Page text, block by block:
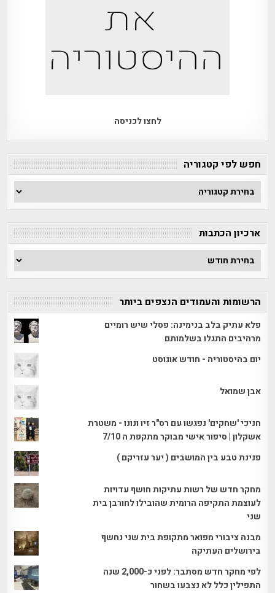
לחצו לכניסה
חפש לפי קטגוריה
חפש
לפי
ארכיון הכתבות
ארכיון
הכתבות
הרשומות והעמודים הנצפים ביותר
פלא עתיק בלב בנימינה: פסלי שיש רומיים
מרהיבים התגלו בשלמותם
יום בהיסטוריה - חודש אוגוסט
אבן שמואל
חניכי 'שחקים' נפגשו עם רס"ר זיו ונונו - משטרת
אשקלון | סיפור אישי מבוקר מתקפת ה 7/10
פנינת טבע בין המושבים ( יער עזריקם )
מחקר חדש של רשות עתיקות חושף עדויות
לעוצמת התקיפה הרומית שהובילו לחורבן בית
שני
מבנה ציבורי מפואר מתקופת בית שני נחשף
בירושלים העתיקה
לפי מחקר חדש מסתבר: לפני כ-2,000 שנה
התפילין כלל לא נצבעו בשחור